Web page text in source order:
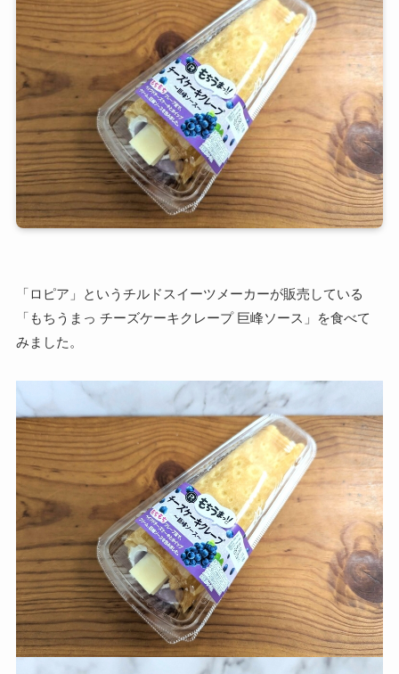
「ロピア」というチルドスイーツメーカーが販売している
「もちうまっ チーズケーキクレープ 巨峰ソース」を食べて
みました。